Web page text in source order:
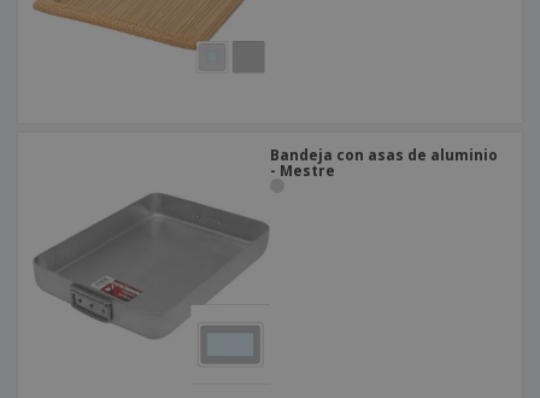
Bandeja con asas de aluminio
- Mestre